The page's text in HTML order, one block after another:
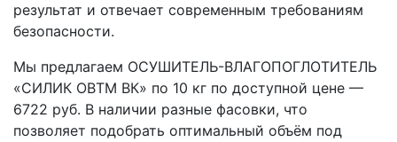
результат и отвечает современным требованиям
безопасности.
Мы предлагаем ОСУШИТЕЛЬ-ВЛАГОПОГЛОТИТЕЛЬ
«СИЛИК ОВТМ ВК» по 10 кг по доступной цене —
6722 руб. В наличии разные фасовки, что
позволяет подобрать оптимальный объём под